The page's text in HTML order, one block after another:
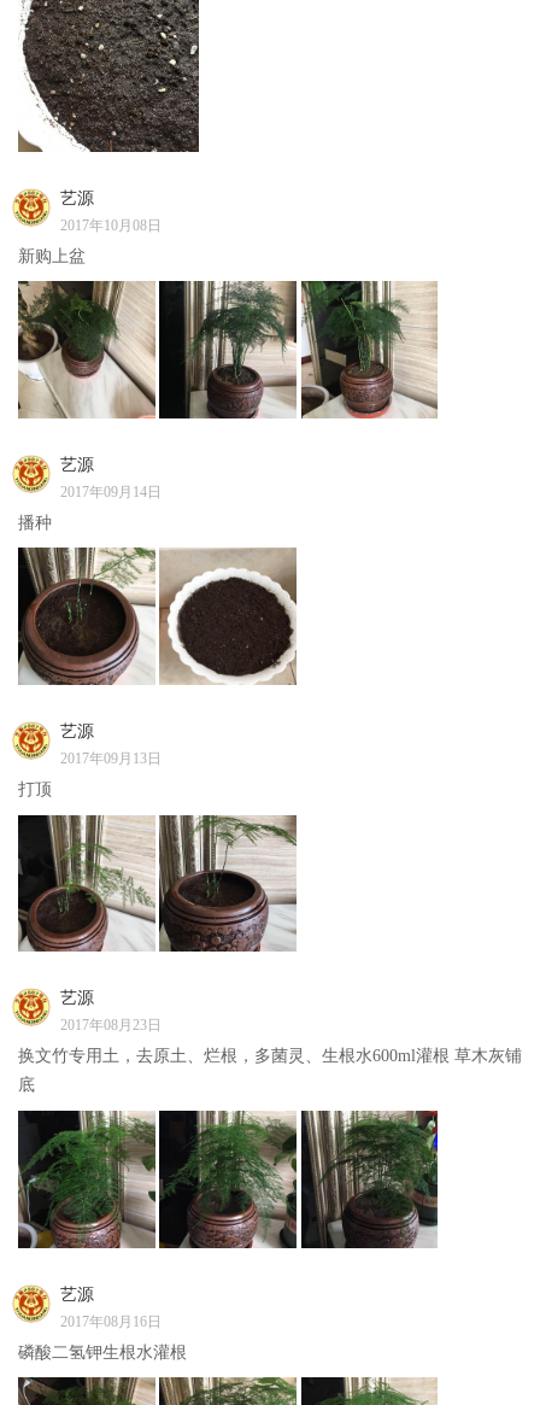
艺源
2017年10月08日
新购上盆
艺源
2017年09月14日
播种
艺源
2017年09月13日
打顶
艺源
2017年08月23日
换文竹专用土，去原土、烂根，多菌灵、生根水600ml灌根 草木灰铺
底
艺源
2017年08月16日
磷酸二氢钾生根水灌根